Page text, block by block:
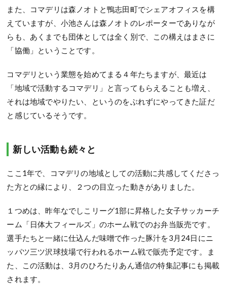
また、コマデリは森ノオトと鴨志田町でシェアオフィスを構
えていますが、小池さんは森ノオトのレポーターでありなが
らも、あくまでも団体としては全く別で、この構えはまさに
「協働」ということです。
コマデリという業態を始めてまる４年たちますが、最近は
「地域で活動するコマデリ」と言ってもらえることも増え、
それは地域でやりたい、というのをぶれずにやってきた証だ
と感じているそうです。
新しい活動も続々と
ここ1年で、コマデリの地域としての活動に共感してくださっ
た方との縁により、２つの目立った動きがありました。
１つめは、昨年なでしこリーグ1部に昇格した女子サッカーチ
ーム「日体大フィールズ」のホーム戦でのお弁当販売です。
選手たちと一緒に仕込んだ味噌で作った豚汁を3月24日にニ
ッパツ三ツ沢球技場で行われるホーム戦で販売予定です。ま
た、この活動は、3月のひろたりあん通信の特集記事にも掲載
されます。